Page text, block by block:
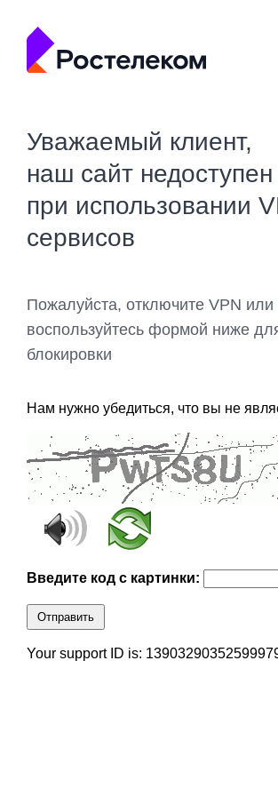
Уважаемый клиент,
наш сайт недоступен
при использовании
сервисов
Пожалуйста, отключите VPN или
воспользуйтесь формой ниже
блокировки
Нам нужно убедиться, что вы не
Введите код с картинки:
Отправить
Your support ID is: